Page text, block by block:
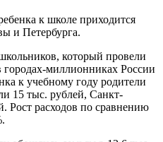
к школе приходится
и Петербурга.
который провели
городах-миллионниках России
к учебному году родители
15 тыс. рублей, Санкт-
Рост расходов по сравнению